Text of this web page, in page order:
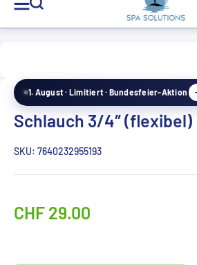
Solutions
1. August · Limitiert · Bundesfeier-Aktion
Schlauch 3/4″ (flexibel)
SKU: 7640232955193
Sonderpreis
CHF 29.00